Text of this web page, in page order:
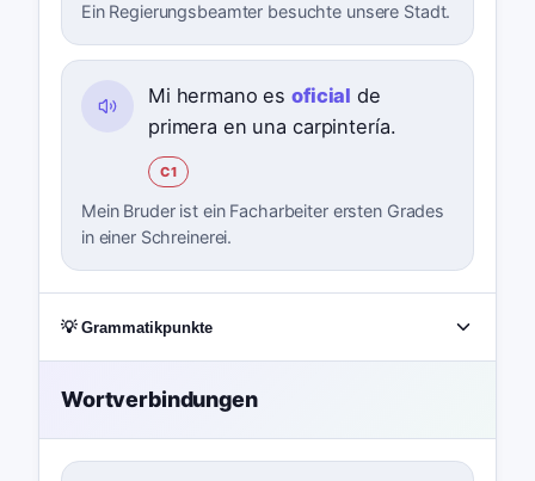
Ein Regierungsbeamter besuchte unsere Stadt.
Mi hermano esoficial de
primera en una carpintería.
C1
Mein Bruder ist ein Facharbeiter ersten Grades
in einer Schreinerei.
💡 Grammatikpunkte
Wortverbindungen